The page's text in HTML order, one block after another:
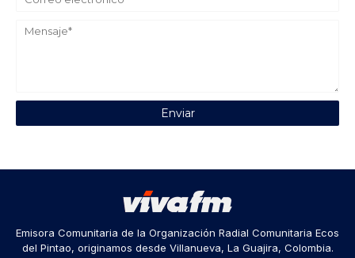
Emisora Comunitaria de la Organización Radial Comunitaria Ecos
del Pintao, originamos desde Villanueva, La Guajira, Colombia.